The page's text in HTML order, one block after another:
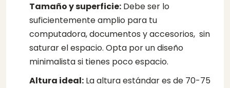
Tamaño y superficie: Debe ser lo
suficientemente amplio para tu
computadora, documentos y accesorios, sin
saturar el espacio. Opta por un diseño
minimalista si tienes poco espacio.
Altura ideal: La altura estándar es de 70-75